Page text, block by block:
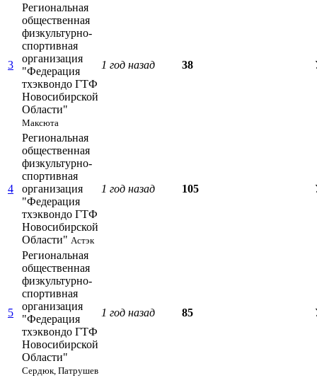
3
Региональная
общественная
физкультурно-
спортивная
организация
"Федерация
тхэквондо ГТФ
Новосибирской
Области"
Максюта
1 год назад 38
4
Региональная
общественная
физкультурно-
спортивная
организация
"Федерация
тхэквондо ГТФ
Новосибирской
Области" Астэк
1 год назад 105
5
Региональная
общественная
физкультурно-
спортивная
организация
"Федерация
тхэквондо ГТФ
Новосибирской
Области"
Сердюк, Патрушев
1 год назад 85